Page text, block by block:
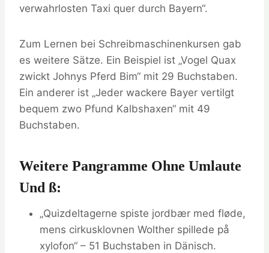
verwahrlosten Taxi quer durch Bayern“.
Zum Lernen bei Schreibmaschinenkursen gab
es weitere Sätze. Ein Beispiel ist „Vogel Quax
zwickt Johnys Pferd Bim“ mit 29 Buchstaben.
Ein anderer ist „Jeder wackere Bayer vertilgt
bequem zwo Pfund Kalbshaxen“ mit 49
Buchstaben.
Weitere Pangramme Ohne Umlaute
Und SS:
„Quizdeltagerne spiste jordbær med fløde,
mens cirkusklovnen Wolther spillede på
xylofon“ – 51 Buchstaben in Dänisch.